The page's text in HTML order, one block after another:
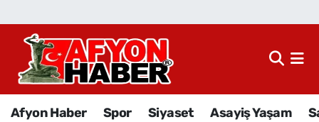
Afyon Haber Spor Siyaset Asayiş Yaşam
Afyon Haber